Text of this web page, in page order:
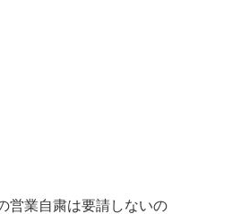
営業自粛は要請しないの